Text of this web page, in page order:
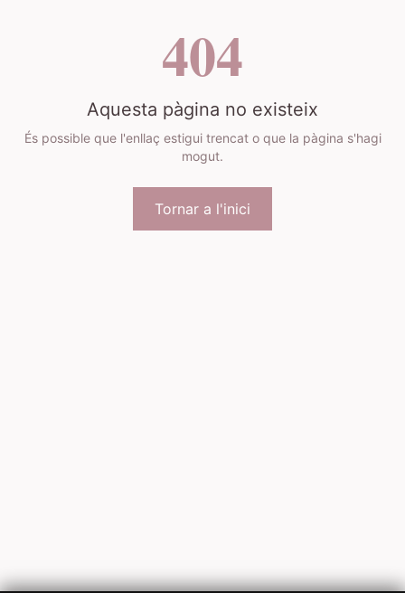
404
Aquesta pàgina no existeix
És possible que l'enllaç estigui trencat o que la pàgina s'hagi
mogut.
Tornar a l'inici